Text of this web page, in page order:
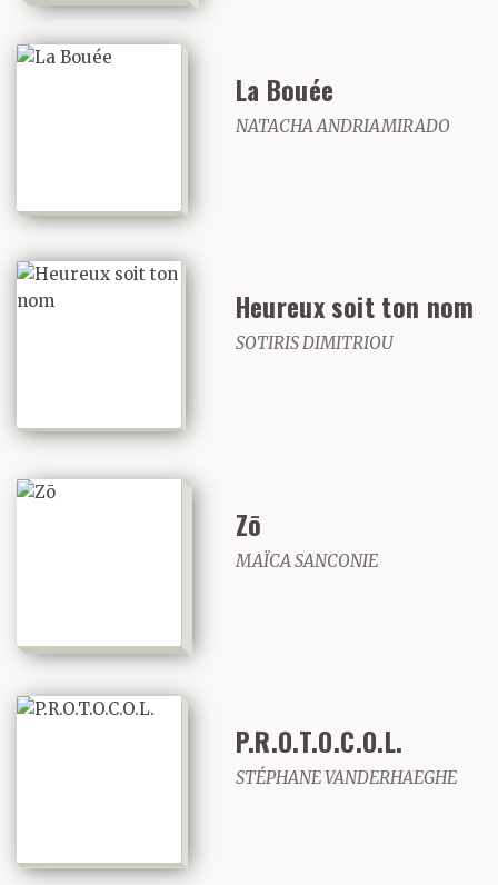
La Bouée
NATACHA ANDRIAMIRADO
Heureux soit ton nom
SOTIRIS DIMITRIOU
Zō
MAÏCA SANCONIE
P.R.O.T.O.C.O.L.
STÉPHANE VANDERHAEGHE